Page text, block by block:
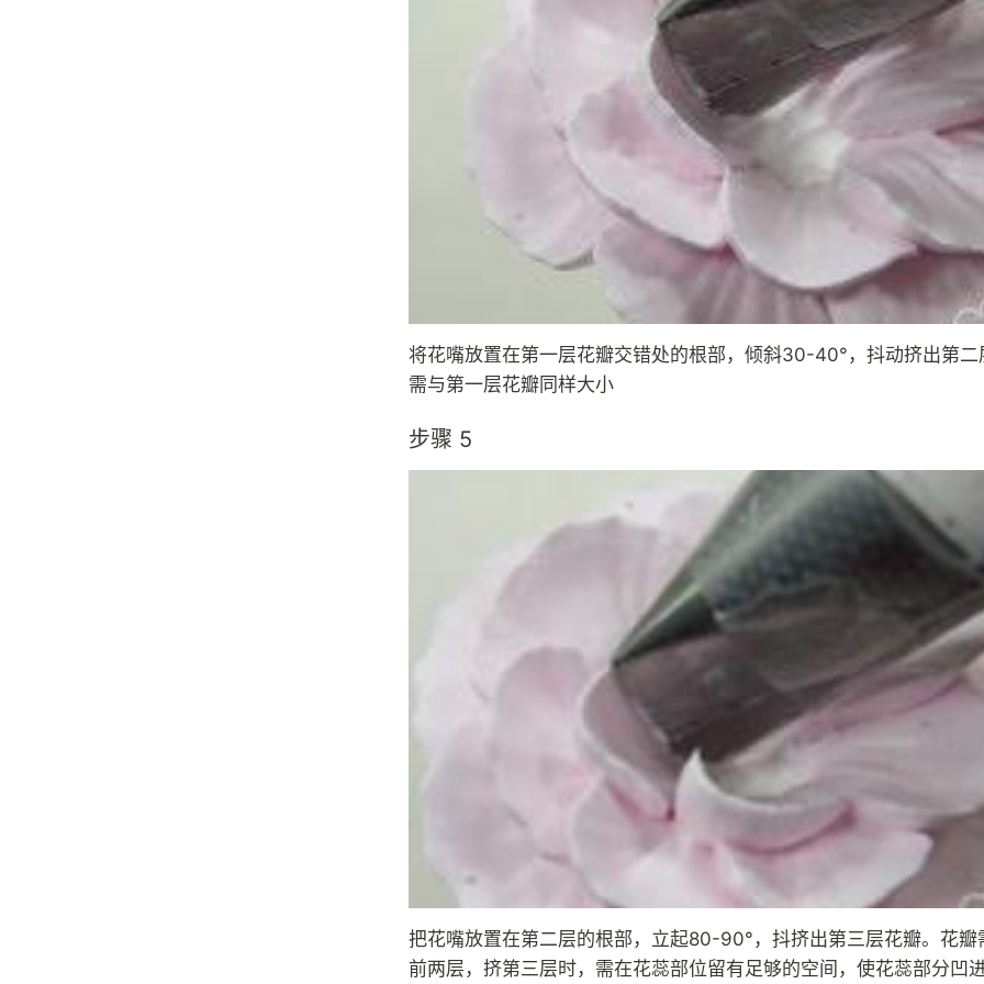
将花嘴放置在第一层花瓣交错处的根部，倾斜30-40°，抖动挤出第二
需与第一层花瓣同样大小
步骤 5
把花嘴放置在第二层的根部，立起80-90°，抖挤出第三层花瓣。花瓣
前两层，挤第三层时，需在花蕊部位留有足够的空间，使花蕊部分凹